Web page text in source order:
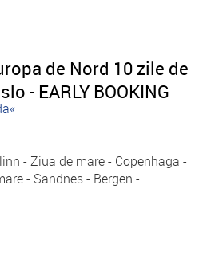
de Nord 10 zile de
- EARLY BOOKING
- Ziua de mare - Copenhaga -
- Sandnes - Bergen -